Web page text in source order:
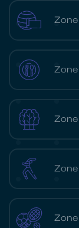
Zone
Zone